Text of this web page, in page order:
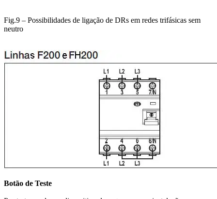
Fig.9 – Possibilidades de ligação de DRs em redes trifásicas sem
neutro
Botão de Teste